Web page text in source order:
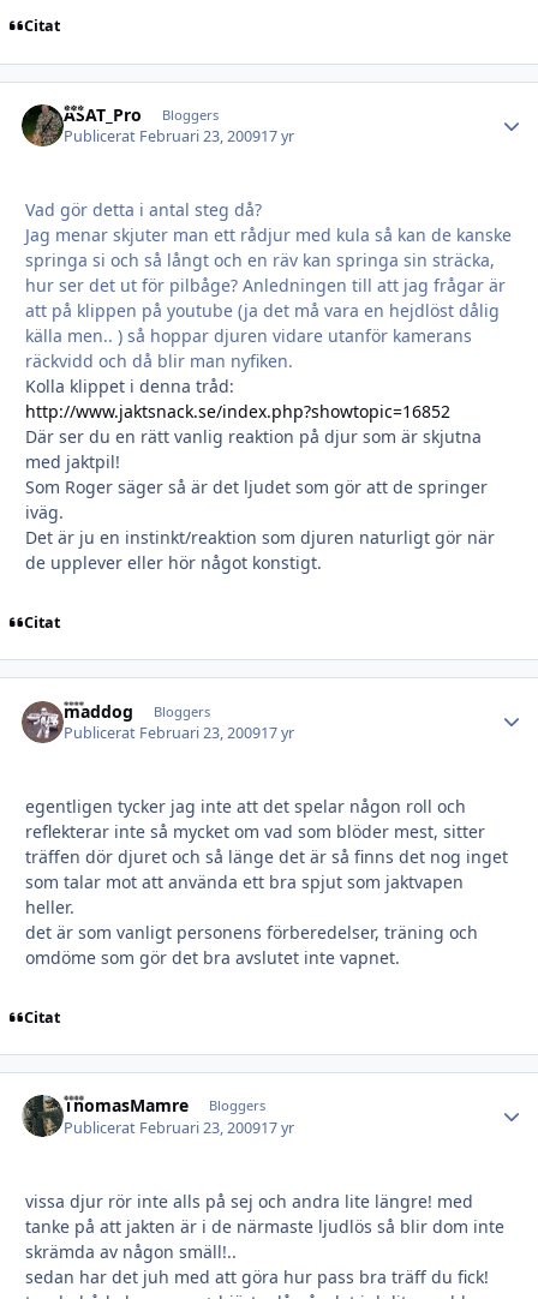
Citat
ASAT_Pro Bloggers
Publicerat Februari 23, 200917 yr
Vad gör detta i antal steg då?
Jag menar skjuter man ett rådjur med kula så kan de kanske
springa si och så långt och en räv kan springa sin sträcka,
hur ser det ut för pilbåge? Anledningen till att jag frågar är
att på klippen på youtube (ja det må vara en hejdlöst dålig
källa men.. ) så hoppar djuren vidare utanför kamerans
räckvidd och då blir man nyfiken.
Kolla klippet i denna tråd:
http://www.jaktsnack.se/index.php?showtopic=16852
Där ser du en rätt vanlig reaktion på djur som är skjutna
med jaktpil!
Som Roger säger så är det ljudet som gör att de springer
iväg.
Det är ju en instinkt/reaktion som djuren naturligt gör när
de upplever eller hör något konstigt.
Citat
maddog Bloggers
Publicerat Februari 23, 200917 yr
egentligen tycker jag inte att det spelar någon roll och
reflekterar inte så mycket om vad som blöder mest, sitter
träffen dör djuret och så länge det är så finns det nog inget
som talar mot att använda ett bra spjut som jaktvapen
heller.
det är som vanligt personens förberedelser, träning och
omdöme som gör det bra avslutet inte vapnet.
Citat
ThomasMamre Bloggers
Publicerat Februari 23, 200917 yr
vissa djur rör inte alls på sej och andra lite längre! med
tanke på att jakten är i de närmaste ljudlös så blir dom inte
skrämda av någon smäll!..
sedan har det juh med att göra hur pass bra träff du fick!